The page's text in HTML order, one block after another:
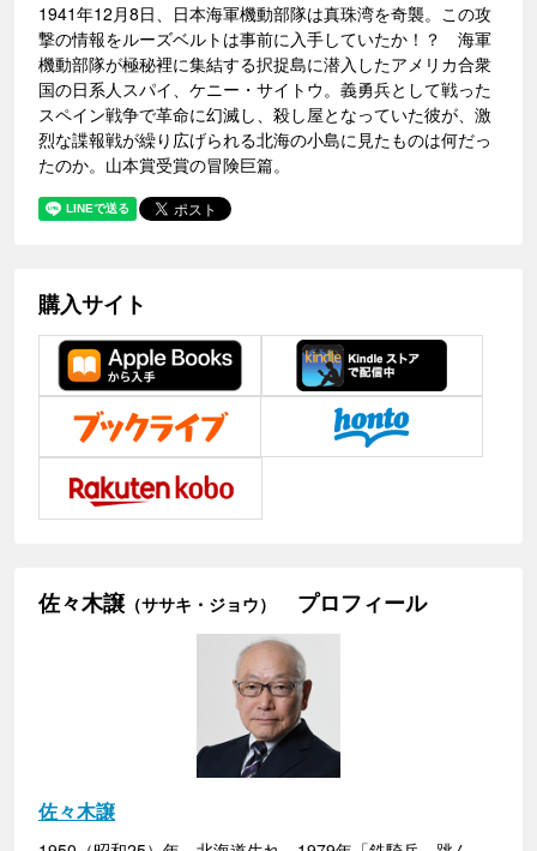
1941年12月8日、日本海軍機動部隊は真珠湾を奇襲。この攻
撃の情報をルーズベルトは事前に入手していたか！？ 海軍
機動部隊が極秘裡に集結する択捉島に潜入したアメリカ合衆
国の日系人スパイ、ケニー・サイトウ。義勇兵として戦った
スペイン戦争で革命に幻滅し、殺し屋となっていた彼が、激
烈な諜報戦が繰り広げられる北海の小島に見たものは何だっ
たのか。山本賞受賞の冒険巨篇。
購入サイト
佐々木譲 （ササキ・ジョウ） プロフィール
佐々木譲